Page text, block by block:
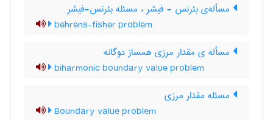
مسأله‌ی بئرنس - فیشر ، مسئله بئرنس-فیشر
behrens-fisher problem
مسأله ی مقدار مرزی همساز دوگانه
biharmonic boundary value problem
مسئله مقدار مرزی
Boundary value problem